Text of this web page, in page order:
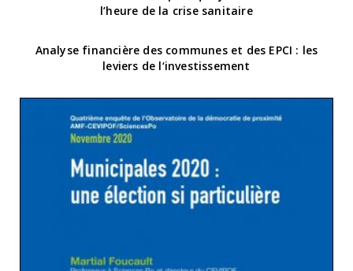
l’heure de la crise sanitaire
Analyse financière des communes et des EPCI : les
leviers de l‘investissement